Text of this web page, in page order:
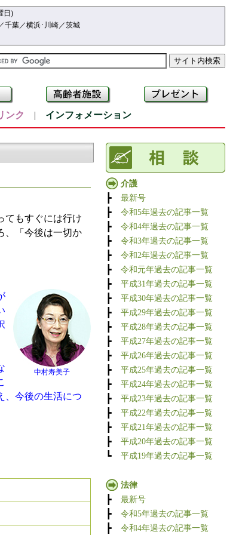
日)
千葉／横浜･川崎／茨城
ンク | インフォメーション
てもすぐには行け
、「今後は一切か
中村寿美子
、今後の生活につ
介護
┣ 最新号
┣ 令和5年過去の記事一覧
┣ 令和4年過去の記事一覧
┣ 令和3年過去の記事一覧
┣ 令和2年過去の記事一覧
┣ 令和元年過去の記事一覧
┣ 平成31年過去の記事一覧
┣ 平成30年過去の記事一覧
┣ 平成29年過去の記事一覧
┣ 平成28年過去の記事一覧
┣ 平成27年過去の記事一覧
┣ 平成26年過去の記事一覧
┣ 平成25年過去の記事一覧
┣ 平成24年過去の記事一覧
┣ 平成23年過去の記事一覧
┣ 平成22年過去の記事一覧
┣ 平成21年過去の記事一覧
┣ 平成20年過去の記事一覧
┗ 平成19年過去の記事一覧
法律
┣ 最新号
┣ 令和5年過去の記事一覧
┣ 令和4年過去の記事一覧